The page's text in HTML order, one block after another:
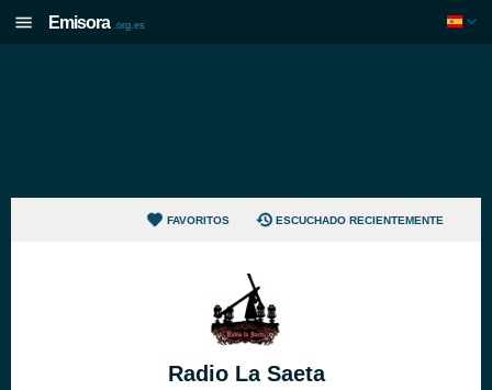
Emisora .org.es
FAVORITOS ESCUCHADO RECIENTEMENTE
Radio La Saeta